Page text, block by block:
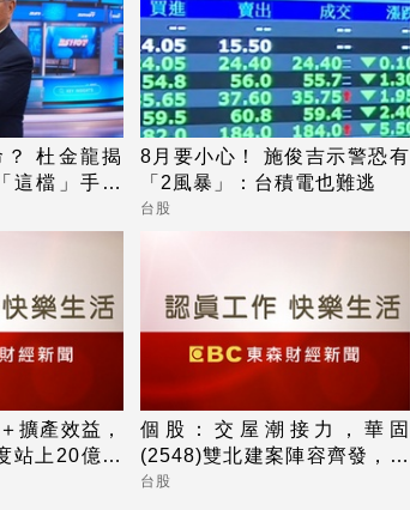
杜金龍揭
這檔」手腳
8月要小心！ 施俊吉示警恐有
「2風暴」：台積電也難逃
台股
擴產效益，
站上20億元
個股：交屋潮接力，華固
(2548)雙北建案陣容齊發，下
半年營運攀高峰
台股